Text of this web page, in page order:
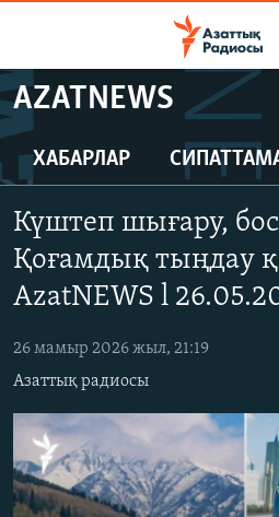
Skip
to
main
content
to
main
Navigation
Skip
Search
САЯСАТ
ҚАҢТАР ОҚИҒАСЫ
АДАМ ҚҰҚЫҚТАРЫ
ӘЛЕМ
АРНАЙЫ ЖОБАЛАР
Русский
ЖАЗЫЛЫҢЫЗ
AZATNEWS
ХАБАРЛАР
Күштеп шығару, бос
Қоғамдық тыңдау
AzatNEWS l
26 мамыр 2026 жыл, 21:19
Азаттық радиосы